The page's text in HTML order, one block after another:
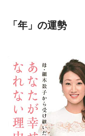
「年」の運勢